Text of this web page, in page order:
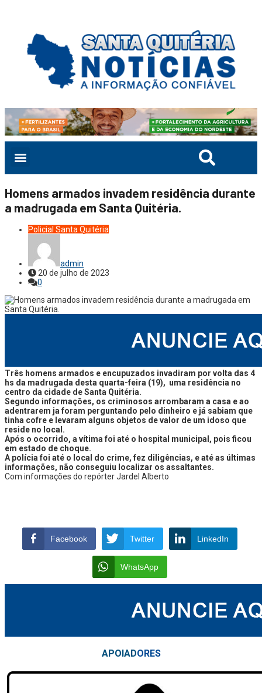
Homens armados invadem residência durante
a madrugada em Santa Quitéria.
Policial Santa Quitéria
admin
20 de julho de 2023
0
Três homens armados e encupuzados invadiram por volta das 4
hs da madrugada desta quarta-feira (19), uma residência no
centro da cidade de Santa Quitéria.
Segundo informações, os criminosos arrombaram a casa e ao
adentrarem ja foram perguntando pelo dinheiro e já sabiam que
tinha cofre e levaram alguns objetos de valor de um idoso que
reside no local.
Após o ocorrido, a vítima foi até o hospital municipal, pois ficou
em estado de choque.
A polícia foi até o local do crime, fez diligências, e até as últimas
informações, não conseguiu localizar os assaltantes.
Com informações do repórter Jardel Alberto
Facebook Twitter LinkedIn
WhatsApp
APOIADORES